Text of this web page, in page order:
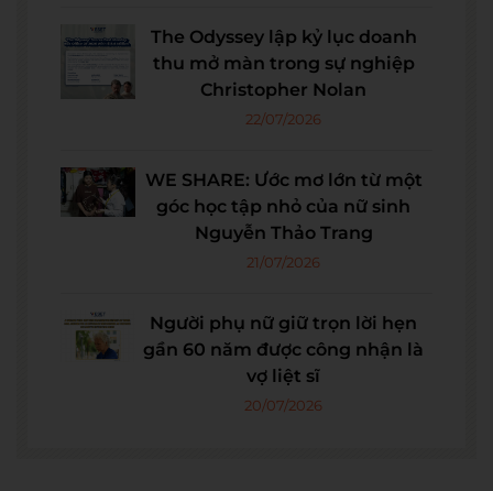
The Odyssey lập kỷ lục doanh
thu mở màn trong sự nghiệp
Christopher Nolan
22/07/2026
WE SHARE: Ước mơ lớn từ một
góc học tập nhỏ của nữ sinh
Nguyễn Thảo Trang
21/07/2026
Người phụ nữ giữ trọn lời hẹn
gần 60 năm được công nhận là
vợ liệt sĩ
20/07/2026